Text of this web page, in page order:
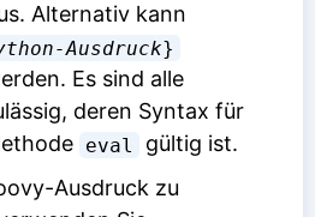
Alternativ kann
Ausdruck}
Es sind alle
deren Syntax für
eval
gültig ist.
Ausdruck zu